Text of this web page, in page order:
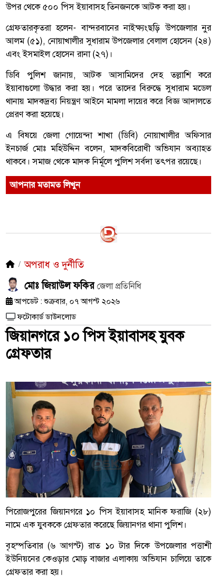
উপর থেকে ৫০০ পিস ইয়াবাসহ তিনজনকে আটক করা হয়।
গ্রেফতারকৃতরা হলেন- বান্দরবানের নাইক্ষ্যংছড়ি উপজেলার নুর
আলম (৫১), নোয়াখালীর সুধারাম উপজেলার বেলাল হোসেন (২৪)
এবং ইসমাইল হোসেন রানা (২৭)।
ডিবি পুলিশ জানায়, আটক আসামিদের দেহ তল্লাশি করে
ইয়াবাগুলো উদ্ধার করা হয়। পরে তাদের বিরুদ্ধে সুধারাম মডেল
থানায় মাদকদ্রব্য নিয়ন্ত্রণ আইনে মামলা দায়ের করে বিজ্ঞ আদালতে
প্রেরণ করা হয়েছে।
এ বিষয়ে জেলা গোয়েন্দা শাখা (ডিবি) নোয়াখালীর অফিসার
ইনচার্জ মোঃ মহিউদ্দিন বলেন, মাদকবিরোধী অভিযান অব্যাহত
থাকবে। সমাজ থেকে মাদক নির্মূলে পুলিশ সর্বদা তৎপর রয়েছে।
আপনার মতামত লিখুন
অপরাধ ও দুর্নীতি
মোঃ জিয়াউল ফকিরজেলা প্রতিনিধি
আপডেট : শুক্রবার, ০৭ আগস্ট ২০২৬
ফটোকার্ড ডাউনলোড
জিয়ানগরে ১০ পিস ইয়াবাসহ যুবক
গ্রেফতার
পিরোজপুরের জিয়ানগরে ১০ পিস ইয়াবাসহ মানিক ফরাজি (২৮)
নামে এক যুবককে গ্রেফতার করেছে জিয়ানগর থানা পুলিশ।
বৃহস্পতিবার (৬ আগস্ট) রাত ১০ টার দিকে উপজেলার পত্তাশী
ইউনিয়নের কেওড়ার মোড় বাজার এলাকায় অভিযান চালিয়ে তাকে
গ্রেফতার করা হয়।